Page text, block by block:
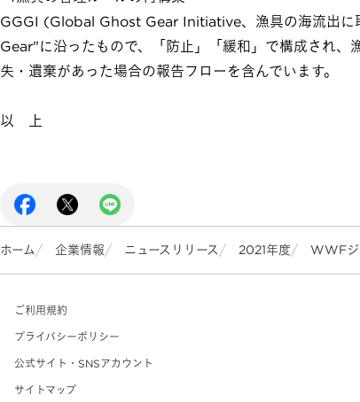
GGGI (Global Ghost Gear Initiative、漁具の海流出
Gear"に沿ったもので、「防止」「緩和」で構成され
失・遺棄があった場合の報告フローを含んでいます。
以 上
ホーム 企業情報 ニュースリリース 2021年度 WWFジ
ご利用規約
プライバシーポリシー
公式サイト・SNSアカウント
サイトマップ